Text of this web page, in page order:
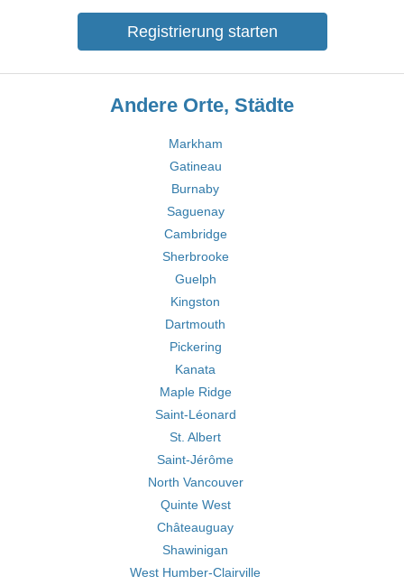
Registrierung starten
Andere Orte, Städte
Markham
Gatineau
Burnaby
Saguenay
Cambridge
Sherbrooke
Guelph
Kingston
Dartmouth
Pickering
Kanata
Maple Ridge
Saint-Léonard
St. Albert
Saint-Jérôme
North Vancouver
Quinte West
Châteauguay
Shawinigan
West Humber-Clairville